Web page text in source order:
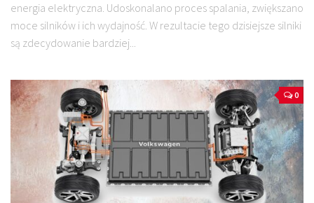
energia elektryczna. Udoskonalano proces spalania, zwiększano
moce silników i ich wydajność. W rezultacie tego dzisiejsze silniki
są zdecydowanie bardziej...
0